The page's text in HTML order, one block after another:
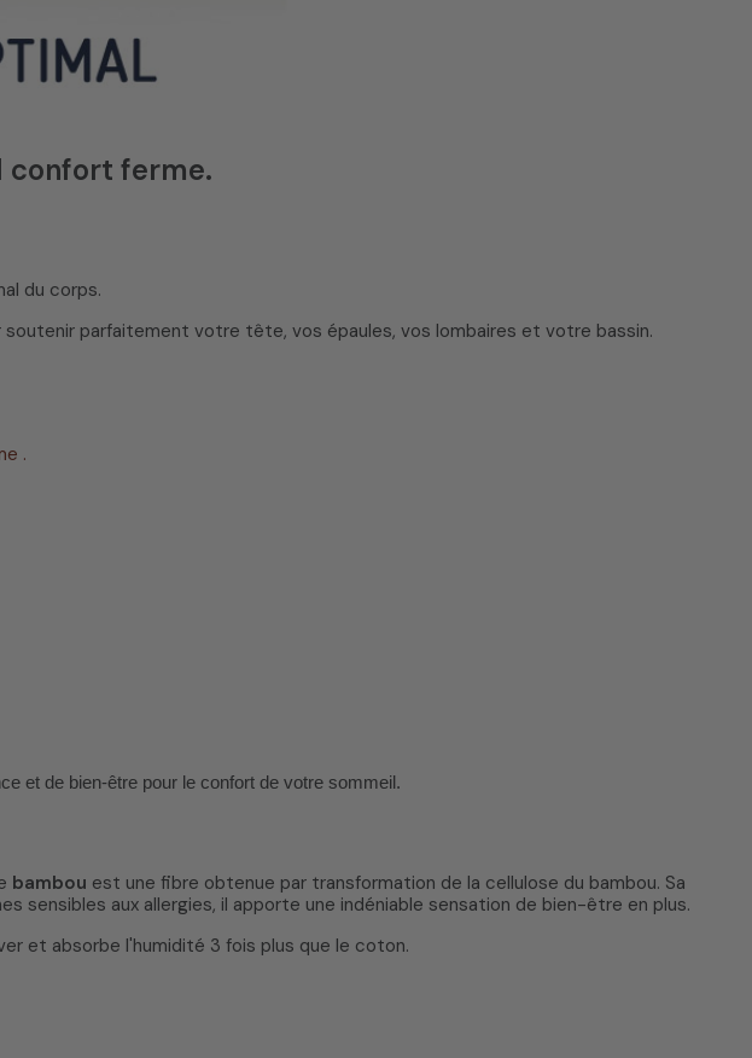
confort ferme.
du corps.
parfaitement votre tête, vos épaules, vos lombaires et votre bassin.
.
et de bien-être pour le confort de votre sommeil.
bambou est une fibre obtenue par transformation de la cellulose du bambou. Sa
sensibles aux allergies, il apporte une indéniable sensation de bien-être en plus.
et absorbe l'humidité 3 fois plus que le coton.